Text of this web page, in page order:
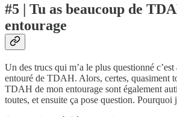
#5 | Tu as beaucoup de
entourage
Un des trucs qui m’a le plus questionné
entouré de TDAH. Alors, certes, quasiment
TDAH de mon entourage sont également
toutes, et ensuite ça pose question. Pourquoi